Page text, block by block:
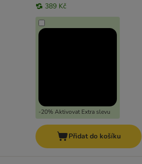
389 Kč
-20% Aktivovat Extra slevu
Přidat do košíku